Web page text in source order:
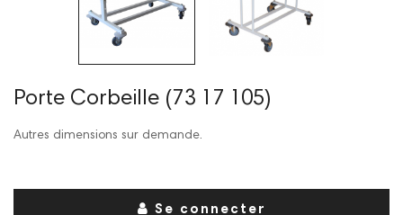
Porte Corbeille (73 17 105)
Autres dimensions sur demande.
Se connecter